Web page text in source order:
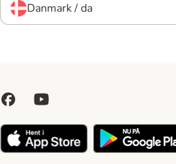
Danmark / da